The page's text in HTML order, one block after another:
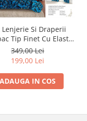
Lenjerie Si Draperii
Tip Finet Cu Elastic
- Dansul Fluturilor
349,00 Lei
199,00 Lei
ADAUGA IN COS